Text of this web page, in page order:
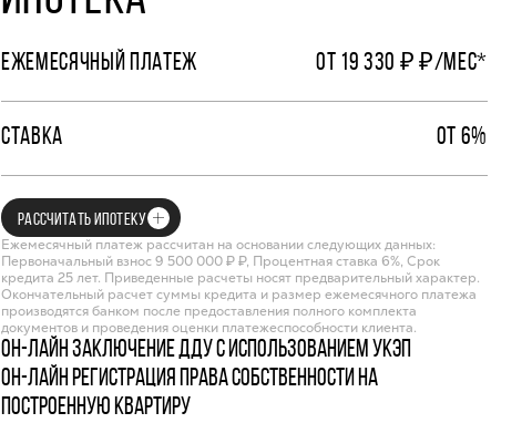
ЕЖЕМЕСЯЧНЫЙ ПЛАТЕЖ ОТ 19 330 ₽ ₽/МЕС*
СТАВКА ОТ 6%
РАССЧИТАТЬ ИПОТЕКУ
Ежемесячный платеж рассчитан на основании следующих данных:
Первоначальный взнос 9 500 000 ₽ ₽, Процентная ставка 6%, Срок
кредита 25 лет. Приведенные расчеты носят предварительный характер.
Окончательный расчет суммы кредита и размер ежемесячного платежа
производятся банком после предоставления полного комплекта
документов и проведения оценки платежеспособности клиента.
Он-лайн заключение ДДУ с использованием УКЭП
Он-лайн регистрация права собственности на
построенную квартиру